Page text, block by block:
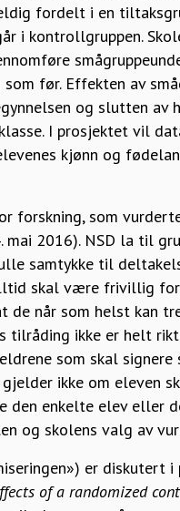
fordelt i en
i kontrollgruppen.
før. Effekten av
og slutten av
I prosjektet vil
kjønn og
forskning, som
mai 2016). NSD la til
samtykke til
skal være frivillig
når som helst kan
ikke er helt
som skal signere
ikke om eleven
den enkelte elev eller
og skolens valg av
er diskutert i
of a randomized